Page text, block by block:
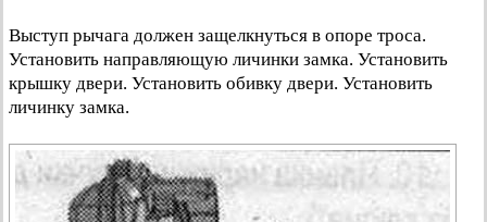
Выступ рычага должен защелкнуться в опоре троса.
Установить направляющую личинки замка. Установить
крышку двери. Установить обивку двери. Установить
личинку замка.